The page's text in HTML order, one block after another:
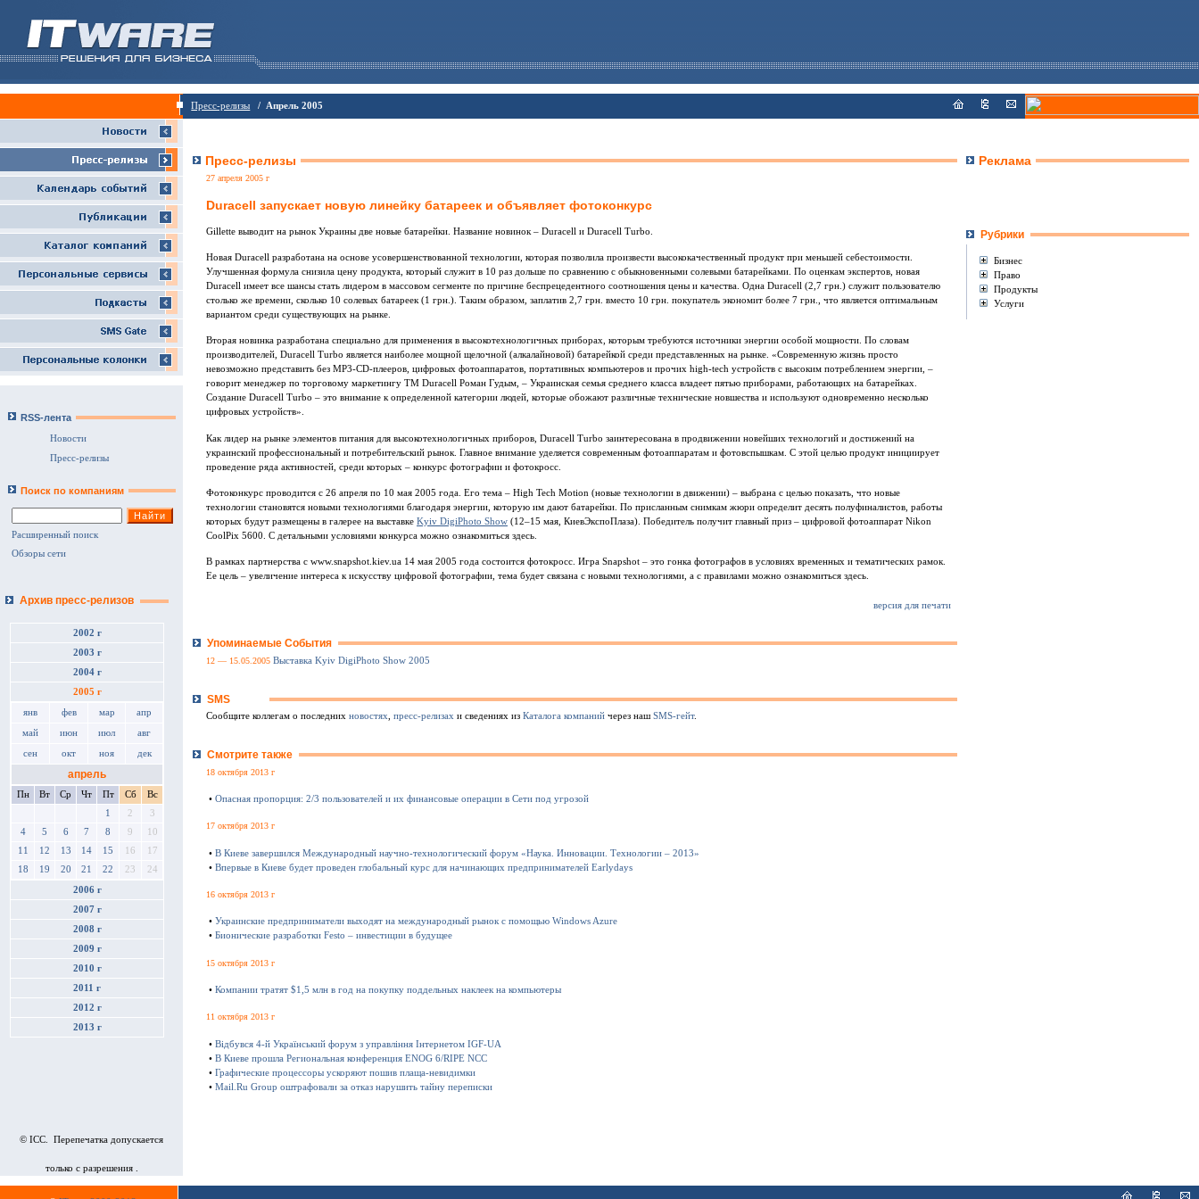
Пресс-релизы / Апрель 2005
RSS-лента
Новости
Пресс-релизы
Поиск по компаниям
Расширенный поиск
Обзоры сети
Архив пресс-релизов
2002 г
2003 г
2004 г
2005 г
янв фев мар апр
май июн июл авг
сен окт ноя дек
апрель
Пн Вт Ср Чт Пт Сб
Вс
1
2
3
4
5 6 7 8 9
10
11
12 13 14 15 16
17
18
19 20 21 22 23 24
2006 г
2007 г
2008 г
2009 г
2010 г
2011 г
2012 г
2013 г
© ICC. Перепечатка допускается
только с разрешения .
Пресс-релизы
27 апреля 2005 г
Duracell запускает новую линейку батареек и объявляет фотоконкурс
Gillette выводит на рынок Украины две новые батарейки. Название новинок – Duracell и Duracell Turbo.
Новая Duracell разработана на основе усовершенствованной технологии, которая позволила произвести высококачественный продукт при меньшей себестоимости.
Улучшенная формула снизила цену продукта, который служит в 10 раз дольше по сравнению с обыкновенными солевыми батарейками. По оценкам экспертов, новая
Duracell имеет все шансы стать лидером в массовом сегменте по причине беспрецедентного соотношения цены и качества. Одна Duracell (2,7 грн.) служит пользователю
столько же времени, сколько 10 солевых батареек (1 грн.). Таким образом, заплатив 2,7 грн. вместо 10 грн. покупатель экономит более 7 грн., что является оптимальным
вариантом среди существующих на рынке.
Вторая новинка разработана специально для применения в высокотехнологичных приборах, которым требуются источники энергии особой мощности. По словам
производителей, Duracell Turbo является наиболее мощной щелочной (алкалайновой) батарейкой среди представленных на рынке. «Современную жизнь просто
невозможно представить без MP3-CD-плееров, цифровых фотоаппаратов, портативных компьютеров и прочих high-tech устройств с высоким потреблением энергии, –
говорит менеджер по торговому маркетингу ТМ Duracell Роман Гудым, – Украинская семья среднего класса владеет пятью приборами, работающих на батарейках.
Создание Duracell Turbo – это внимание к определенной категории людей, которые обожают различные технические новшества и используют одновременно несколько
цифровых устройств».
Как лидер на рынке элементов питания для высокотехнологичных приборов, Duracell Turbo заинтересована в продвижении новейших технологий и достижений на
украинский профессиональный и потребительский рынок. Главное внимание уделяется современным фотоаппаратам и фотовспышкам. С этой целью продукт инициирует
проведение ряда активностей, среди которых – конкурс фотографии и фотокросс.
Фотоконкурс проводится с 26 апреля по 10 мая 2005 года. Его тема – High Tech Motion (новые технологии в движении) – выбрана с целью показать, что новые
технологии становятся новыми технологиями благодаря энергии, которую им дают батарейки. По присланным снимкам жюри определит десять полуфиналистов, работы
которых будут размещены в галерее на выставке Kyiv DigiPhoto Show (12–15 мая, КиевЭкспоПлаза). Победитель получит главный приз – цифровой фотоаппарат Nikon
CoolPix 5600. C детальными условиями конкурса можно ознакомиться здесь.
В рамках партнерства с www.snapshot.kiev.ua 14 мая 2005 года состоится фотокросс. Игра Snapshot – это гонка фотографов в условиях временных и тематических рамок.
Ее цель – увеличение интереса к искусству цифровой фотографии, тема будет связана с новыми технологиями, а с правилами можно ознакомиться здесь.
версия для печати
Упоминаемые События
12 — 15.05.2005 Выставка Kyiv DigiPhoto Show 2005
SMS
Сообщите коллегам о последних новостях, пресс-релизах и сведениях из Каталога компаний через нашSMS-гейт.
Смотрите также
18 октября 2013 г
• Опасная пропорция: 2/3 пользователей и их финансовые операции в Сети под угрозой
17 октября 2013 г
• В Киеве завершился Международный научно-технологический форум «Наука. Инновации. Технологии – 2013»
• Впервые в Киеве будет проведен глобальный курс для начинающих предпринимателей Earlydays
16 октября 2013 г
• Украинские предприниматели выходят на международный рынок с помощью Windows Azure
• Бионические разработки Festo – инвестиции в будущее
15 октября 2013 г
• Компании тратят $1,5 млн в год на покупку поддельных наклеек на компьютеры
11 октября 2013 г
• Відбувся 4-й Український форум з управління Інтернетом IGF-UA
• В Киеве прошла Региональная конференция ENOG 6/RIPE NCC
• Графические процессоры ускоряют пошив плаща-невидимки
• Mail.Ru Group оштрафовали за отказ нарушить тайну переписки
Реклама
Рубрики
Бизнес
Право
Продукты
Услуги